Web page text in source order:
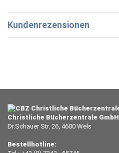
Kundenrezensionen
Christliche Bücherzentrale GmbH
Dr.Schauer Str. 26, 4600 Wels
Bestellhotline: